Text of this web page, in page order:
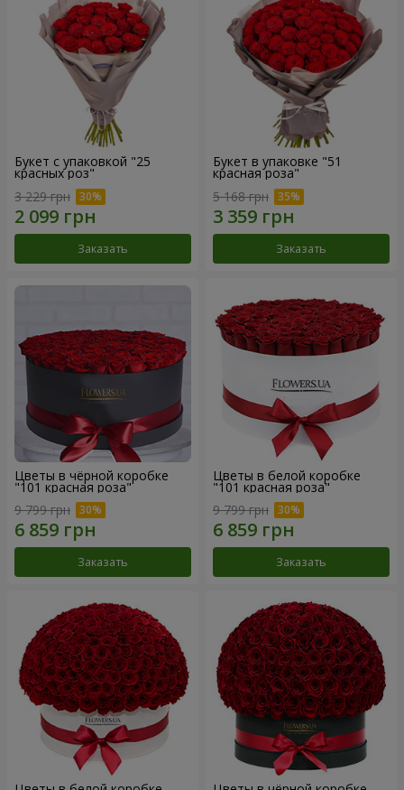
Букет с упаковкой "25
красных роз"
3 229 грн
Заказать
Букет в упаковке "51
красная роза"
5 168 грн
Заказать
Цветы в чёрной коробке
"101 красная роза"
9 799 грн
Заказать
Цветы в белой коробке
"101 красная роза"
9 799 грн
Заказать